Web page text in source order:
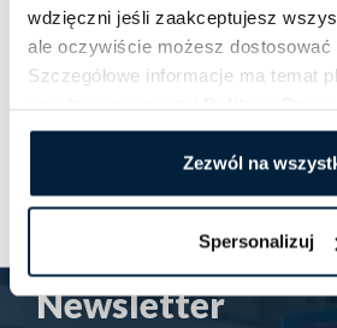
wdzięczni jeśli zaakceptujesz
ale oczywiście możesz dostosować
Szczegółowe informacje ma temat
Zezwól na
Spersonalizuj
AIRPORT Szczecin –
autokarowe
Smart Taxi
Business Taxi
Newsletter